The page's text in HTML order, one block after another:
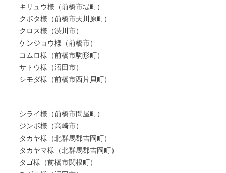
キリュウ様（前橋市堤町）
クボタ様（前橋市天川原町）
クロス様（渋川市）
ケンジョウ様（前橋市）
コムロ様（前橋市駒形町）
サトウ様（沼田市）
シモダ様（前橋市西片貝町）
シライ様（前橋市問屋町）
ジンボ様（高崎市）
タカヤ様（北群馬郡吉岡町）
タカヤマ様（北群馬郡吉岡町）
タゴ様（前橋市関根町）